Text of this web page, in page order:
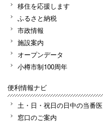
移住を応援します
ふるさと納税
市政情報
施設案内
オープンデータ
小樽市制100周年
便利情報ナビ
土・日・祝日の日中の当番医
窓口のご案内